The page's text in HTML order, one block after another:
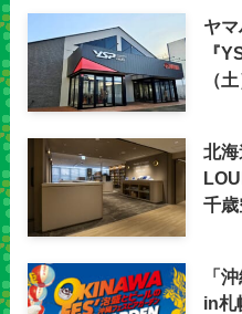
ヤ
『
（
北
千歳
「
in札